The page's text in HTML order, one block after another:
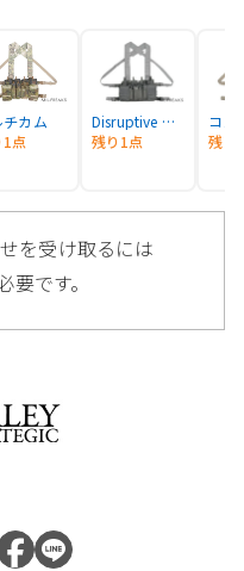
チカム
点
Disruptive グレー
残り1点
残り
を受け取るには
要です。